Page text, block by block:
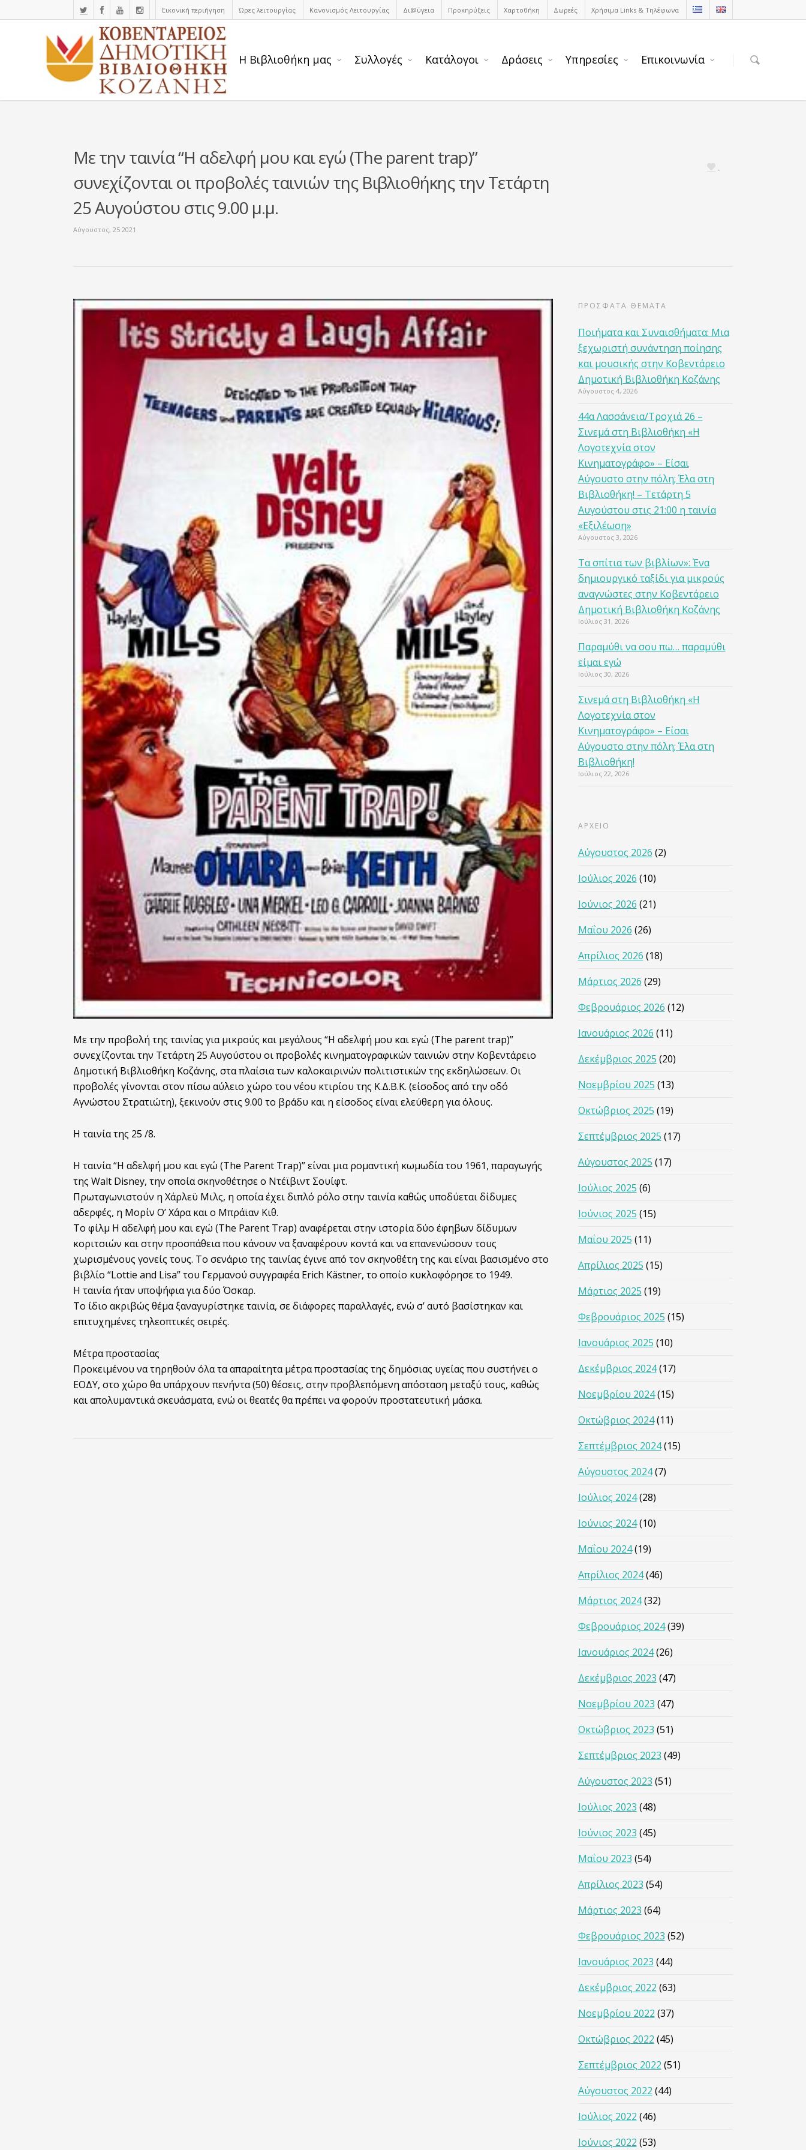
Εικονική περιήγηση Ώρες λειτουργίας Κανονισμός Λειτουργίας Δι@ύγεια Προκηρύξεις Χαρτοθήκη Δωρεές Χρήσιμα Links & Τηλέφωνα
Η Βιβλιοθήκη μας Συλλογές Κατάλογοι Δράσεις Υπηρεσίες Επικοινωνία
Με την ταινία “Η αδελφή μου και εγώ (The parent trap)”
συνεχίζονται οι προβολές ταινιών της Βιβλιοθήκης την Τετάρτη
25 Αυγούστου στις 9.00 μ.μ.
Αύγουστος, 25 2021
Με την προβολή της ταινίας για μικρούς και μεγάλους “Η αδελφή μου και εγώ (The parent trap)”
συνεχίζονται την Τετάρτη 25 Αυγούστου οι προβολές κινηματογραφικών ταινιών στην Κοβεντάρειο
Δημοτική Βιβλιοθήκη Κοζάνης, στα πλαίσια των καλοκαιρινών πολιτιστικών της εκδηλώσεων. Οι
προβολές γίνονται στον πίσω αύλειο χώρο του νέου κτιρίου της Κ.Δ.Β.Κ. (είσοδος από την οδό
Αγνώστου Στρατιώτη), ξεκινούν στις 9.00 το βράδυ και η είσοδος είναι ελεύθερη για όλους.
Η ταινία της 25 /8.
Η ταινία “Η αδελφή μου και εγώ (The Parent Trap)” είναι μια ρομαντική κωμωδία του 1961, παραγωγής
της Walt Disney, την οποία σκηνοθέτησε ο Ντέϊβιντ Σουίφτ.
Πρωταγωνιστούν η Χάρλεϋ Μιλς, η οποία έχει διπλό ρόλο στην ταινία καθώς υποδύεται δίδυμες
αδερφές, η Μορίν Ο’ Χάρα και ο Μπράϊαν Κιθ.
Το φίλμ Η αδελφή μου και εγώ (The Parent Trap) αναφέρεται στην ιστορία δύο έφηβων δίδυμων
κοριτσιών και στην προσπάθεια που κάνουν να ξαναφέρουν κοντά και να επανενώσουν τους
χωρισμένους γονείς τους. Το σενάριο της ταινίας έγινε από τον σκηνοθέτη της και είναι βασισμένο στο
βιβλίο “Lottie and Lisa” του Γερμανού συγγραφέα Erich Kästner, το οποίο κυκλοφόρησε το 1949.
Η ταινία ήταν υποψήφια για δύο Όσκαρ.
Το ίδιο ακριβώς θέμα ξαναγυρίστηκε ταινία, σε διάφορες παραλλαγές, ενώ σ’ αυτό βασίστηκαν και
επιτυχημένες τηλεοπτικές σειρές.
Μέτρα προστασίας
Προκειμένου να τηρηθούν όλα τα απαραίτητα μέτρα προστασίας της δημόσιας υγείας που συστήνει ο
ΕΟΔΥ, στο χώρο θα υπάρχουν πενήντα (50) θέσεις, στην προβλεπόμενη απόσταση μεταξύ τους, καθώς
και απολυμαντικά σκευάσματα, ενώ οι θεατές θα πρέπει να φορούν προστατευτική μάσκα.
ΠΡΟΣΦΑΤΑ ΘΕΜΑΤΑ
Ποιήματα και Συναισθήματα: Μια
ξεχωριστή συνάντηση ποίησης
και μουσικής στην Κοβεντάρειο
Δημοτική Βιβλιοθήκη Κοζάνης
Αύγουστος 4, 2026
44α Λασσάνεια/Τροχιά 26 –
Σινεμά στη Βιβλιοθήκη «Η
Λογοτεχνία στον
Κινηματογράφο» – Είσαι
Αύγουστο στην πόλη; Έλα στη
Βιβλιοθήκη! – Τετάρτη 5
Αυγούστου στις 21:00 η ταινία
«Εξιλέωση»
Αύγουστος 3, 2026
Τα σπίτια των βιβλίων»: Ένα
δημιουργικό ταξίδι για μικρούς
αναγνώστες στην Κοβεντάρειο
Δημοτική Βιβλιοθήκη Κοζάνης
Ιούλιος 31, 2026
Παραμύθι να σου πω… παραμύθι
είμαι εγώ
Ιούλιος 30, 2026
Σινεμά στη Βιβλιοθήκη «Η
Λογοτεχνία στον
Κινηματογράφο» – Είσαι
Αύγουστο στην πόλη; Έλα στη
Βιβλιοθήκη!
Ιούλιος 22, 2026
ΑΡΧΕΙΟ
Αύγουστος 2026 (2)
Ιούλιος 2026 (10)
Ιούνιος 2026 (21)
Μαΐου 2026 (26)
Απρίλιος 2026 (18)
Μάρτιος 2026 (29)
Φεβρουάριος 2026 (12)
Ιανουάριος 2026 (11)
Δεκέμβριος 2025 (20)
Νοεμβρίου 2025 (13)
Οκτώβριος 2025 (19)
Σεπτέμβριος 2025 (17)
Αύγουστος 2025 (17)
Ιούλιος 2025 (6)
Ιούνιος 2025 (15)
Μαΐου 2025 (11)
Απρίλιος 2025 (15)
Μάρτιος 2025 (19)
Φεβρουάριος 2025 (15)
Ιανουάριος 2025 (10)
Δεκέμβριος 2024(17)
Νοεμβρίου 2024(15)
Οκτώβριος 2024(11)
Σεπτέμβριος 2024(15)
Αύγουστος 2024(7)
Ιούλιος 2024(28)
Ιούνιος 2024(10)
Μαΐου 2024(19)
Απρίλιος 2024(46)
Μάρτιος 2024(32)
Φεβρουάριος 2024(39)
Ιανουάριος 2024(26)
Δεκέμβριος 2023 (47)
Νοεμβρίου 2023 (47)
Οκτώβριος 2023 (51)
Σεπτέμβριος 2023 (49)
Αύγουστος 2023 (51)
Ιούλιος 2023 (48)
Ιούνιος 2023 (45)
Μαΐου 2023 (54)
Απρίλιος 2023 (54)
Μάρτιος 2023 (64)
Φεβρουάριος 2023 (52)
Ιανουάριος 2023 (44)
Δεκέμβριος 2022 (63)
Νοεμβρίου 2022 (37)
Οκτώβριος 2022 (45)
Σεπτέμβριος 2022 (51)
Αύγουστος 2022 (44)
Ιούλιος 2022 (46)
Ιούνιος 2022 (53)